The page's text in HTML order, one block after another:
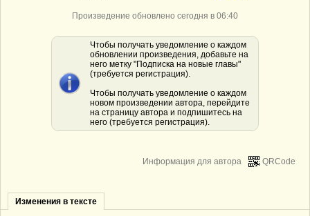
Произведение обновлено сегодня в 06:40
Чтобы получать уведомление о каждом
обновлении произведения, добавьте на
него метку "Подписка на новые главы"
(требуется регистрация).
Чтобы получать уведомление о каждом
новом произведении автора, перейдите
на страницу автора и подпишитесь на
него (требуется регистрация).
QRCode
Информация для автора
Изменения в тексте